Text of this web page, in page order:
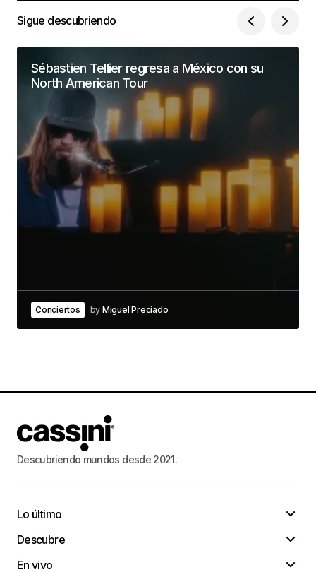
Sigue descubriendo
Sébastien Tellier regresa a México con su
North American Tour
Conciertos by Miguel Preciado
Descubriendo mundos desde 2021.
Lo último
Descubre
En vivo